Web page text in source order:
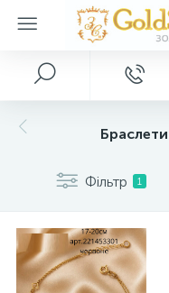
Браслети
Фільтр 1
Головне меню
Головна
Оптовим покупцям
Срібні прикраси
Срібні каблучки
Срібні підвіски
Золоті прикраси
Золоті аксесуари
Золоті каблучки
Декор
Картини
Сувеніри